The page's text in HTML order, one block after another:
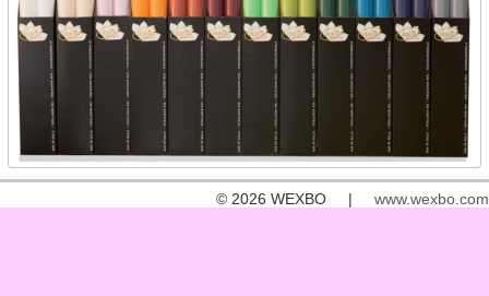
© 2026 WEXBO | www.wexbo.com